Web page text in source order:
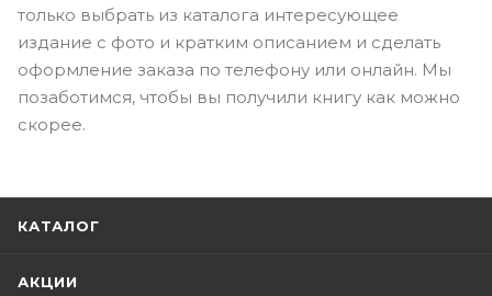
только выбрать из каталога интересующее
издание с фото и кратким описанием и сделать
оформление заказа по телефону или онлайн. Мы
позаботимся, чтобы вы получили книгу как можно
скорее.
КАТАЛОГ
АКЦИИ